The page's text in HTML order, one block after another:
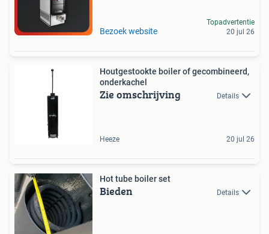
Bezoek website
Topadvertentie
20 jul 26
Houtgestookte boiler of gecombineerd,
onderkachel
Zie omschrijving Details
Heeze 20 jul 26
Hot tube boiler set
Bieden Details